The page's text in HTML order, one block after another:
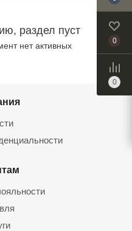
раздел пуст
нет активных
0
0